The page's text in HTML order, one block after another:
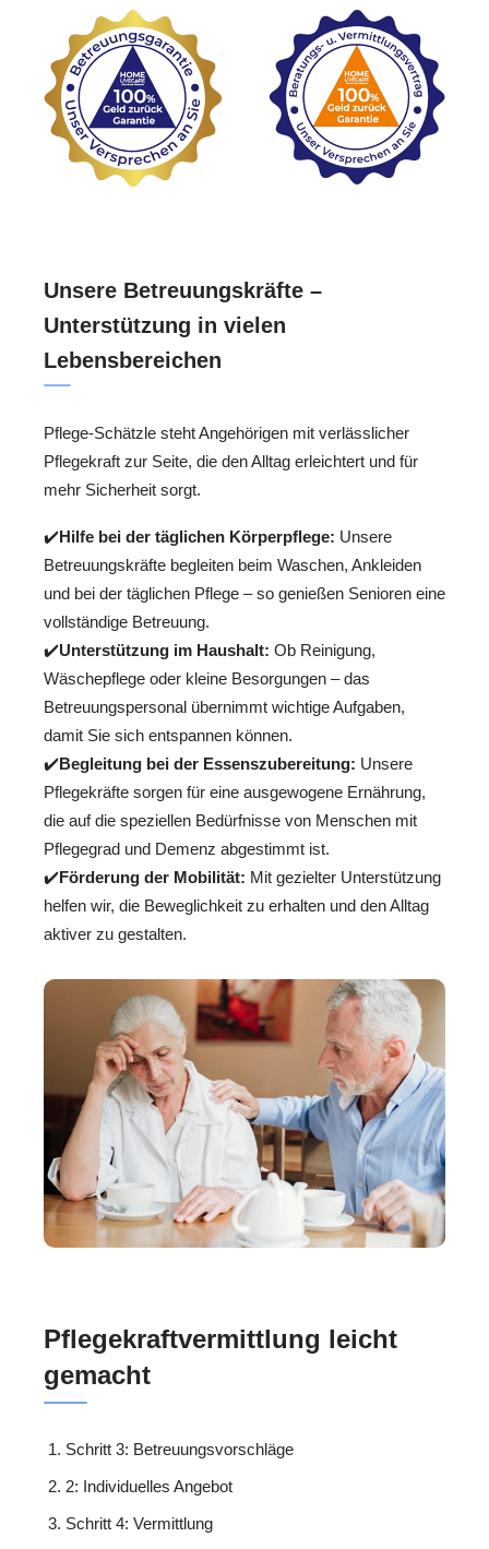
Unsere Betreuungskräfte –
Unterstützung in vielen
Lebensbereichen
Pflege-Schätzle steht Angehörigen mit verlässlicher
Pflegekraft zur Seite, die den Alltag erleichtert und für
mehr Sicherheit sorgt.
✔️Hilfe bei der täglichen Körperpflege: Unsere
Betreuungskräfte begleiten beim Waschen, Ankleiden
und bei der täglichen Pflege – so genießen Senioren eine
vollständige Betreuung.
✔️Unterstützung im Haushalt: Ob Reinigung,
Wäschepflege oder kleine Besorgungen – das
Betreuungspersonal übernimmt wichtige Aufgaben,
damit Sie sich entspannen können.
✔️Begleitung bei der Essenszubereitung: Unsere
Pflegekräfte sorgen für eine ausgewogene Ernährung,
die auf die speziellen Bedürfnisse von Menschen mit
Pflegegrad und Demenz abgestimmt ist.
✔️Förderung der Mobilität: Mit gezielter Unterstützung
helfen wir, die Beweglichkeit zu erhalten und den Alltag
aktiver zu gestalten.
Pflegekraftvermittlung leicht
gemacht
Schritt 3: Betreuungsvorschläge
2: Individuelles Angebot
Schritt 4: Vermittlung